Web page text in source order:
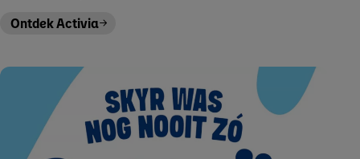
Ontdek Activia